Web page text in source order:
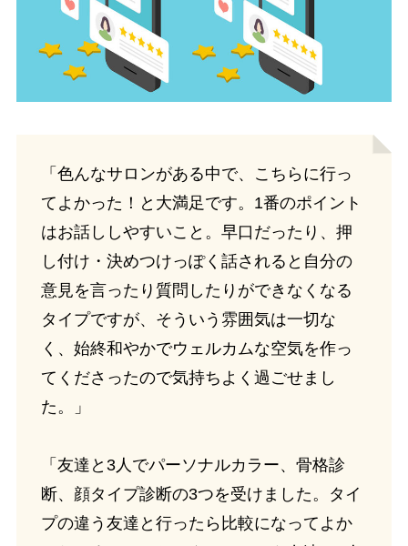
「色んなサロンがある中で、こちらに行っ
てよかった！と大満足です。1番のポイント
はお話ししやすいこと。早口だったり、押
し付け・決めつけっぽく話されると自分の
意見を言ったり質問したりができなくなる
タイプですが、そういう雰囲気は一切な
く、始終和やかでウェルカムな空気を作っ
てくださったので気持ちよく過ごせまし
た。」
「友達と3人でパーソナルカラー、骨格診
断、顔タイプ診断の3つを受けました。タイ
プの違う友達と行ったら比較になってよか